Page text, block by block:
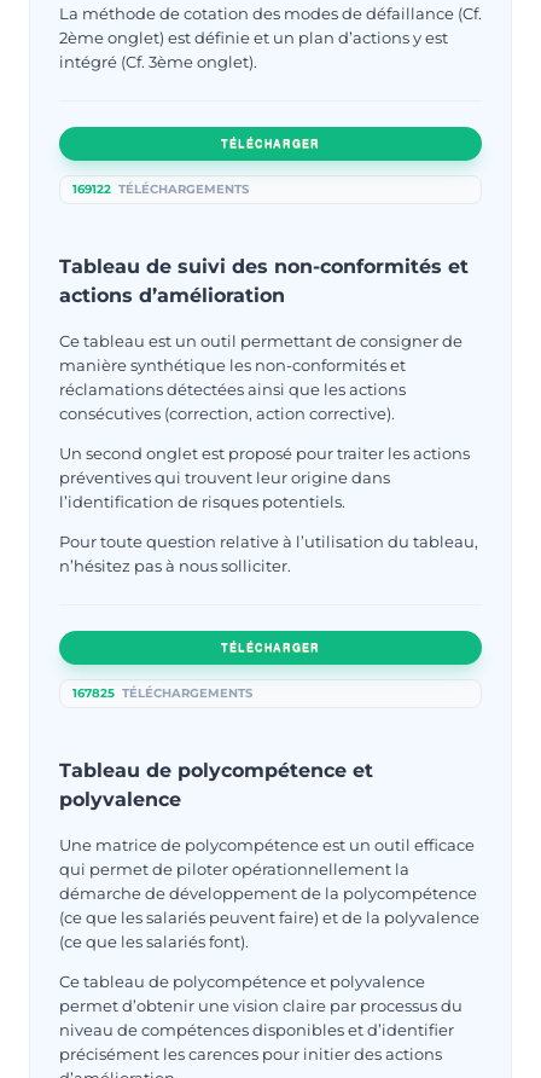
La méthode de cotation des modes de défaillance (Cf.
2ème onglet) est définie et un plan d’actions y est
intégré (Cf. 3ème onglet).
TÉLÉCHARGER
169122 TÉLÉCHARGEMENTS
Tableau de suivi des non-conformités et
actions d’amélioration
Ce tableau est un outil permettant de consigner de
manière synthétique les non-conformités et
réclamations détectées ainsi que les actions
consécutives (correction, action corrective).
Un second onglet est proposé pour traiter les actions
préventives qui trouvent leur origine dans
l’identification de risques potentiels.
Pour toute question relative à l’utilisation du tableau,
n’hésitez pas à nous solliciter.
TÉLÉCHARGER
167825 TÉLÉCHARGEMENTS
Tableau de polycompétence et
polyvalence
Une matrice de polycompétence est un outil efficace
qui permet de piloter opérationnellement la
démarche de développement de la polycompétence
(ce que les salariés peuvent faire) et de la polyvalence
(ce que les salariés font).
Ce tableau de polycompétence et polyvalence
permet d’obtenir une vision claire par processus du
niveau de compétences disponibles et d’identifier
précisément les carences pour initier des actions